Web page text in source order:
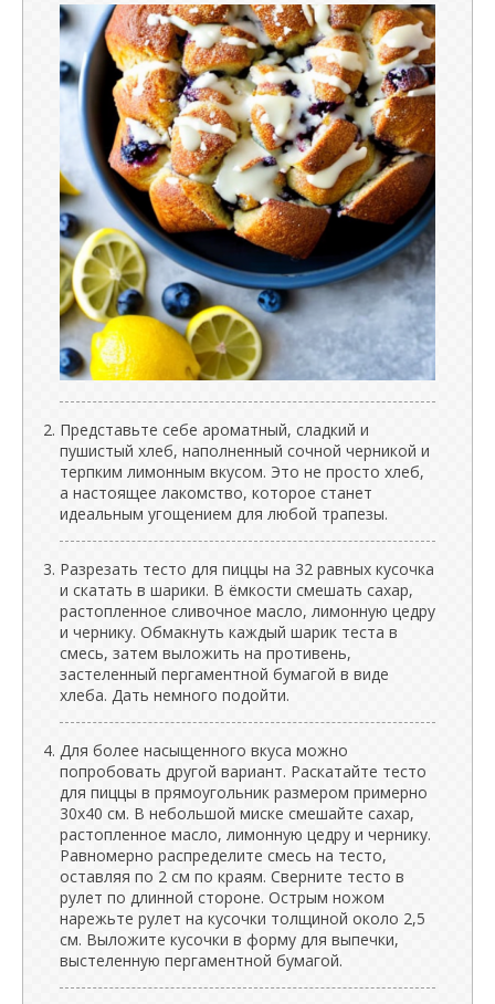
Представьте себе ароматный, сладкий и
пушистый хлеб, наполненный сочной черникой и
терпким лимонным вкусом. Это не просто хлеб,
а настоящее лакомство, которое станет
идеальным угощением для любой трапезы.
Разрезать тесто для пиццы на 32 равных кусочка
и скатать в шарики. В ёмкости смешать сахар,
растопленное сливочное масло, лимонную цедру
и чернику. Обмакнуть каждый шарик теста в
смесь, затем выложить на противень,
застеленный пергаментной бумагой в виде
хлеба. Дать немного подойти.
Для более насыщенного вкуса можно
попробовать другой вариант. Раскатайте тесто
для пиццы в прямоугольник размером примерно
30x40 см. В небольшой миске смешайте сахар,
растопленное масло, лимонную цедру и чернику.
Равномерно распределите смесь на тесто,
оставляя по 2 см по краям. Сверните тесто в
рулет по длинной стороне. Острым ножом
нарежьте рулет на кусочки толщиной около 2,5
см. Выложите кусочки в форму для выпечки,
выстеленную пергаментной бумагой.